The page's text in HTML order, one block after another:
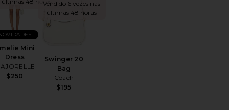
Mini
Dress
$250
Vendido 6 vezes nas
últimas 48 horas
Swinger 20
Bag
Coach
$195